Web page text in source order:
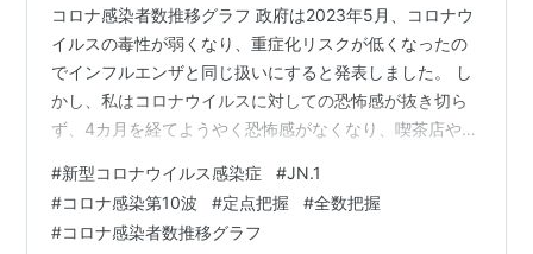
コロナ感染者数推移グラフ 政府は2023年5月、コロナウ
イルスの毒性が弱くなり、重症化リスクが低くなったの
でインフルエンザと同じ扱いにすると発表しました。 し
かし、私はコロナウイルスに対しての恐怖感が抜き切ら
ず、4カ月を経てようやく恐怖感がなくなり、喫茶店や図
中旬にコロナに感染してしまいました。幸い、風邪程度
で後遺症もなく済みました。 この第９波を最後にコロナ
感染流行は収束に向かうものと思っていました。 しか
#新型コロナウイルス感染症 #JN.1
#コロナ感染第10波 #定点把握 #全数把握
#コロナ感染者数推移グラフ